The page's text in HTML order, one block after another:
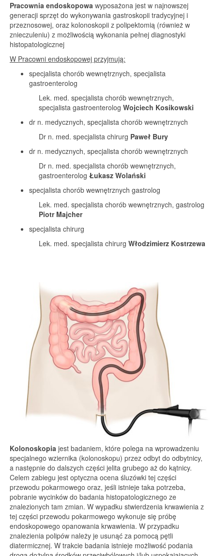
Pracownia endoskopowa wyposażona jest w najnowszej
generacji sprzęt do wykonywania gastroskopii tradycyjnej i
przeznosowej, oraz kolonoskopii z polipektomią (również w
znieczuleniu) z możliwością wykonania pełnej diagnostyki
histopatologicznej
W Pracowni endoskopowej przyjmują:
specjalista chorób wewnętrznych, specjalista
gastroenterolog
Lek. med. specjalista chorób wewnętrznych,
specjalista gastroenterolog Wojciech Kosikowski
dr n. medycznych, specjalista chorób wewnętrznych
Dr n. med. specjalista chirurg Paweł Bury
dr n. medycznych, specjalista chorób wewnętrznych
Dr n. med. specjalista chorób wewnętrznych,
gastroenterolog Łukasz Wolański
specjalista chorób wewnętrznych gastrolog
Lek. med. specjalista chorób wewnętrznych, gastrolog
Piotr Majcher
specjalista chirurg
Lek. med. specjalista chirurg Włodzimierz Kostrzewa
Kolonoskopia jest badaniem, które polega na wprowadzeniu
specjalnego wziernika (kolonoskopu) przez odbyt do odbytnicy,
a następnie do dalszych części jelita grubego aż do kątnicy.
Celem zabiegu jest optyczna ocena śluzówki tej części
przewodu pokarmowego oraz, jeśli istnieje taka potrzeba,
pobranie wycinków do badania histopatologicznego ze
znalezionych tam zmian. W wypadku stwierdzenia krwawienia z
tej części przewodu pokarmowego wykonuje się próbę
endoskopowego opanowania krwawienia. W przypadku
znalezienia polipów należy je usunąć za pomocą pętli
diatermicznej. W trakcie badania istnieje możliwość podania